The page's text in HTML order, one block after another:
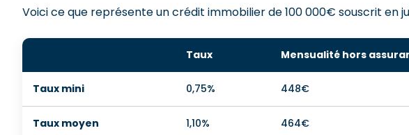
Voici ce que représente un crédit immobilier de 100 000€ souscrit en
Taux Mensualité hors
Taux mini 0,75% 448€
Taux moyen 1,10% 464€